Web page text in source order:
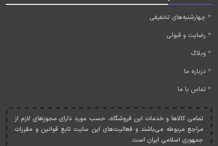
چهارشنبه‌های تخفیفی
رضایت و قبولی
وبلاگ
درباره ما
تماس با ما
تمامی کالاها و خدمات اين فروشگاه، حسب مورد دارای مجوزهای لازم از
مراجع مربوطه می‌باشند و فعاليت‌های اين سايت تابع قوانين و مقررات
جمهوری اسلامی ايران است.